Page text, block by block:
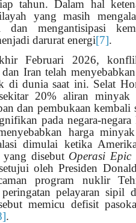
tahun. Dalam hal
yang masih
dan mengantisipasi
darurat energi[7].
Februari 2026,
Iran telah
di dunia saat ini. Selat
20% aliran
dan pembukaan
pada negara-
harga
dimulai ketika
disebut Operasi Epic
oleh Presiden
program nuklir
peringatan pelayaran sipil
memicu defisit
.